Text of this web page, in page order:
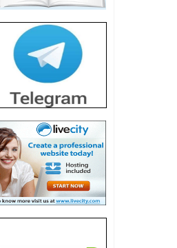
הדומה לזו של "תיק
4000" אך בתחום
הסלולר -
חשיפת מה שלא
רוצים שתדעו בעניין
פריסת אנלימיטד
(בניחוח בלתי נסבל) -
כאן
חשיפה: איוב קרא
אישר לקבוצת סלקום
בדיוק מה שביבי אישר
כאן
האם השר איוב קרא
היה צריך בכלל לחתום
על האישור, שנתן